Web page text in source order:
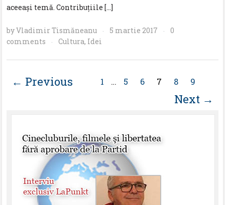
aceeași temă. Contribuțiile […]
byVladimir Tismăneanu · 5 martie 2017 ·
0
comments
· Cultura, Idei
← Previous 1 … 5 6 7 8 9
Next →